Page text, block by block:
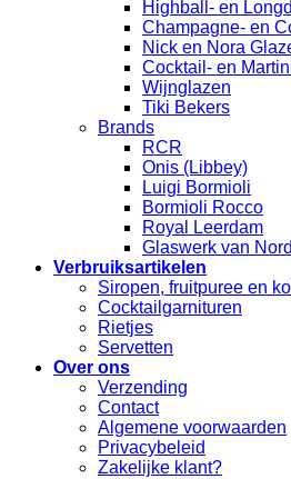
Highball- en
Champagne- en
Nick en Nora
Cocktail- en
Wijnglazen
Tiki Bekers
Brands
RCR
Onis (Libbey)
Luigi Bormioli
Bormioli Rocco
Royal Leerdam
Glaswerk van
Verbruiksartikelen
Siropen, fruitpuree en
Cocktailgarnituren
Rietjes
Servetten
Over ons
Verzending
Contact
Algemene voorwaarden
Privacybeleid
Zakelijke klant?